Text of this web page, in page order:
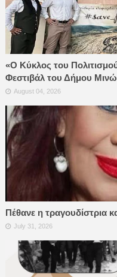
«Ο Κύκλος του
Φεστιβάλ του Δήμου
August 04, 2026
Πέθανε η τραγουδίστρια
July 31, 2026